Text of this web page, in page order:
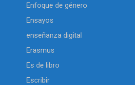
Enfoque de género
Ensayos
enseñanza digital
Erasmus
Es de libro
Escribir